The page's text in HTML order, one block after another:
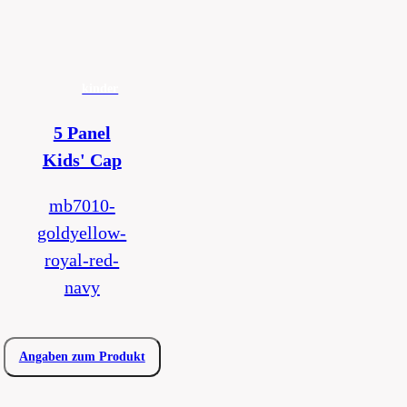
5 Panel
Kids' Cap
mb7010-
goldyellow-
royal-red-
navy
Angaben zum Produkt